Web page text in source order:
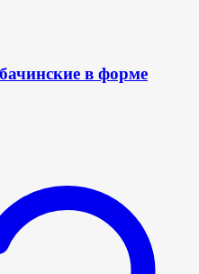
в форме